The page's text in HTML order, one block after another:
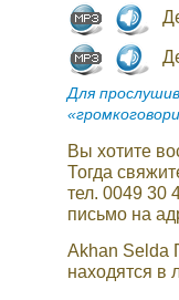
Для
Вы хотите
Тогда
тел. 0049 30
письмо на
Akhan Selda
находятся